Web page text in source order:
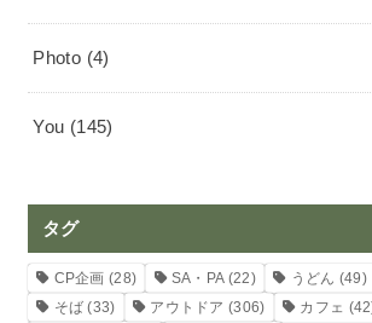
Photo (4)
You (145)
タグ
CP企画 (28) SA・PA(22) うどん (49)
そば (33) アウトドア (306) カフェ